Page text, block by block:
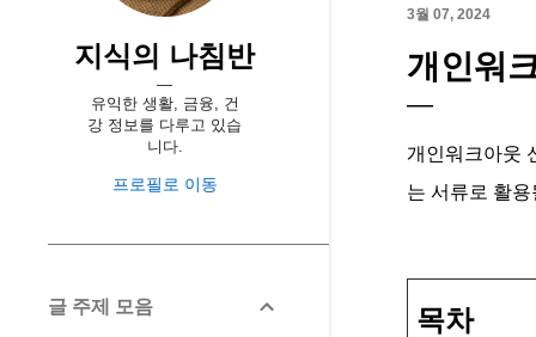
3월 07, 2024
개인워
개인워크아웃
는 서류로 활
목차
지식의 나침반
유익한 생활, 금융, 건
강 정보를 다루고 있습
니다.
프로필로 이동
글 주제 모음